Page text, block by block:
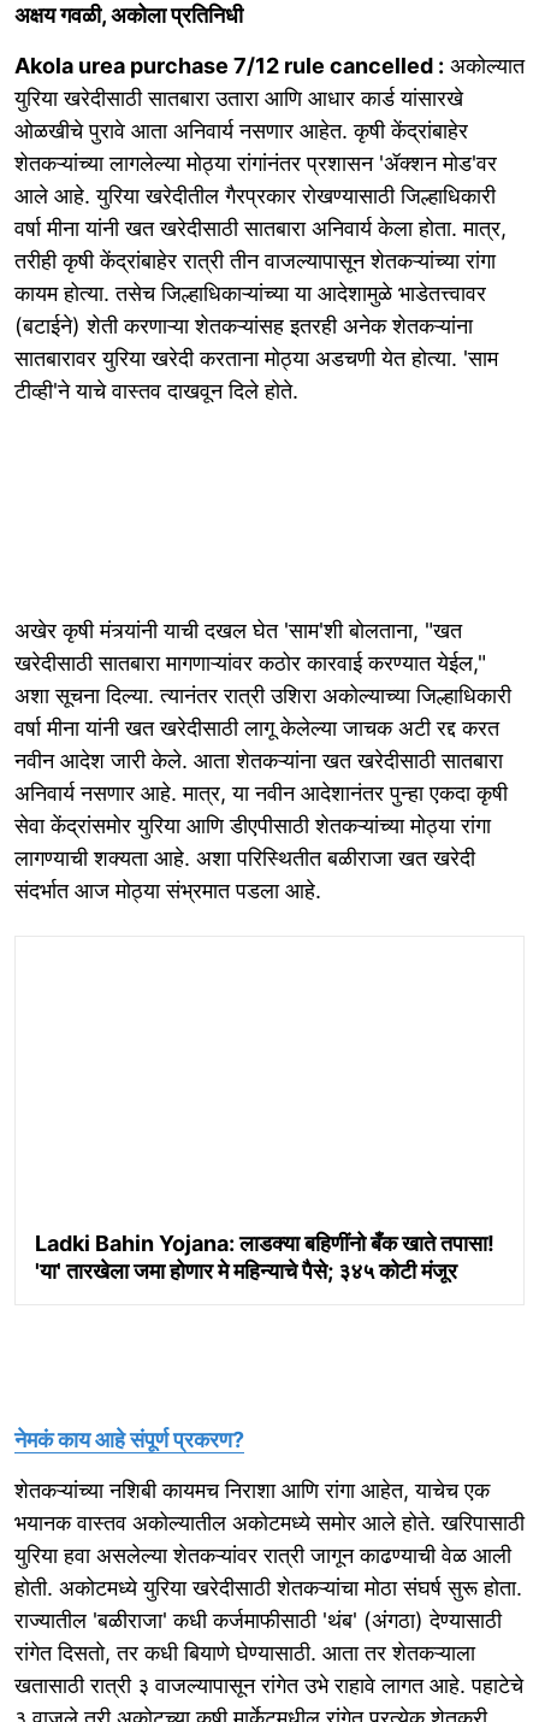
अक्षय गवळी, अकोला प्रतिनिधी
Akola urea purchase 7/12 rule cancelled : अकोल्यात
युरिया खरेदीसाठी सातबारा उतारा आणि आधार कार्ड यांसारखे
ओळखीचे पुरावे आता अनिवार्य नसणार आहेत. कृषी केंद्रांबाहेर
शेतकऱ्यांच्या लागलेल्या मोठ्या रांगांनंतर प्रशासन 'ॲक्शन मोड'वर
आले आहे. युरिया खरेदीतील गैरप्रकार रोखण्यासाठी जिल्हाधिकारी
वर्षा मीना यांनी खत खरेदीसाठी सातबारा अनिवार्य केला होता. मात्र,
तरीही कृषी केंद्रांबाहेर रात्री तीन वाजल्यापासून शेतकऱ्यांच्या रांगा
कायम होत्या. तसेच जिल्हाधिकाऱ्यांच्या या आदेशामुळे भाडेतत्त्वावर
(बटाईने) शेती करणाऱ्या शेतकऱ्यांसह इतरही अनेक शेतकऱ्यांना
सातबारावर युरिया खरेदी करताना मोठ्या अडचणी येत होत्या. 'साम
टीव्ही'ने याचे वास्तव दाखवून दिले होते.
अखेर कृषी मंत्र्यांनी याची दखल घेत 'साम'शी बोलताना, "खत
खरेदीसाठी सातबारा मागणाऱ्यांवर कठोर कारवाई करण्यात येईल,"
अशा सूचना दिल्या. त्यानंतर रात्री उशिरा अकोल्याच्या जिल्हाधिकारी
वर्षा मीना यांनी खत खरेदीसाठी लागू केलेल्या जाचक अटी रद्द करत
नवीन आदेश जारी केले. आता शेतकऱ्यांना खत खरेदीसाठी सातबारा
अनिवार्य नसणार आहे. मात्र, या नवीन आदेशानंतर पुन्हा एकदा कृषी
सेवा केंद्रांसमोर युरिया आणि डीएपीसाठी शेतकऱ्यांच्या मोठ्या रांगा
लागण्याची शक्यता आहे. अशा परिस्थितीत बळीराजा खत खरेदी
संदर्भात आज मोठ्या संभ्रमात पडला आहे.
Ladki Bahin Yojana: लाडक्या बहिणींनो बँक खाते तपासा!
'या' तारखेला जमा होणार मे महिन्याचे पैसे; ३४५ कोटी मंजूर
नेमकं काय आहे संपूर्ण प्रकरण?
शेतकऱ्यांच्या नशिबी कायमच निराशा आणि रांगा आहेत, याचेच एक
भयानक वास्तव अकोल्यातील अकोटमध्ये समोर आले होते. खरिपासाठी
युरिया हवा असलेल्या शेतकऱ्यांवर रात्री जागून काढण्याची वेळ आली
होती. अकोटमध्ये युरिया खरेदीसाठी शेतकऱ्यांचा मोठा संघर्ष सुरू होता.
राज्यातील 'बळीराजा' कधी कर्जमाफीसाठी 'थंब' (अंगठा) देण्यासाठी
रांगेत दिसतो, तर कधी बियाणे घेण्यासाठी. आता तर शेतकऱ्याला
खतासाठी रात्री ३ वाजल्यापासून रांगेत उभे राहावे लागत आहे. पहाटेचे